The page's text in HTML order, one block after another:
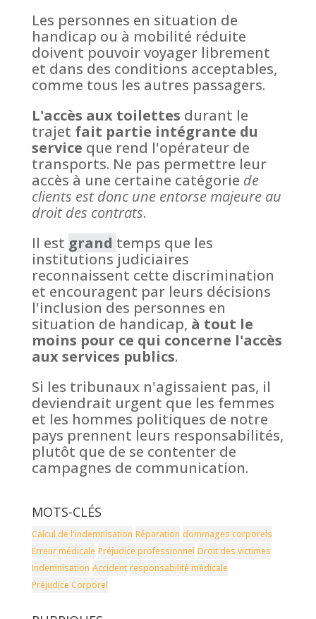
Les personnes en situation de
handicap ou à mobilité réduite
doivent pouvoir voyager librement
et dans des conditions acceptables,
comme tous les autres passagers.
L'accès aux toilettes durant le
trajet fait partie intégrante du
service que rend l'opérateur de
transports. Ne pas permettre leur
accès à une certaine catégorie de
clients est donc une entorse majeure au
droit des contrats.
Il est grand temps que les
institutions judiciaires
reconnaissent cette discrimination
et encouragent par leurs décisions
l'inclusion des personnes en
situation de handicap, à tout le
moins pour ce qui concerne l'accès
aux services publics.
Si les tribunaux n'agissaient pas, il
deviendrait urgent que les femmes
et les hommes politiques de notre
pays prennent leurs responsabilités,
plutôt que de se contenter de
campagnes de communication.
MOTS-CLÉS
Calcul de l'indemnisation Réparation dommages corporels
Erreur médicale Préjudice professionnel Droit des victimes
Indemnisation Accident responsabilité médicale
Préjudice Corporel